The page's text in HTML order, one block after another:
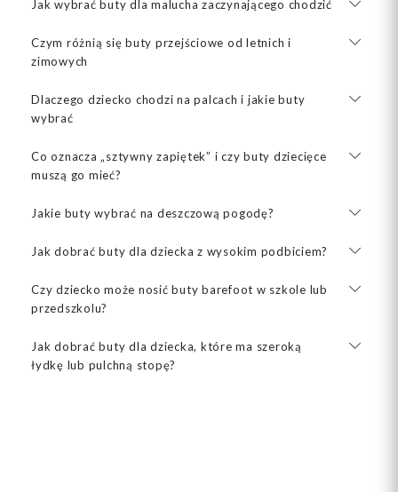
Jak wybrać buty dla malucha zaczynającego chodzić
Czym różnią się buty przejściowe od letnich i
zimowych
Dlaczego dziecko chodzi na palcach i jakie buty
wybrać
Co oznacza „sztywny zapiętek” i czy buty dziecięce
muszą go mieć?
Jakie buty wybrać na deszczową pogodę?
Jak dobrać buty dla dziecka z wysokim podbiciem?
Czy dziecko może nosić buty barefoot w szkole lub
przedszkolu?
Jak dobrać buty dla dziecka, które ma szeroką
łydkę lub pulchną stopę?